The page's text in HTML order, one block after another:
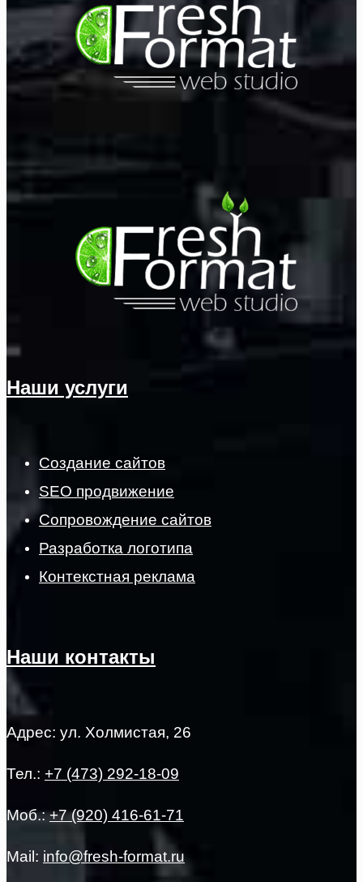
Наши услуги
Создание сайтов
SEO продвижение
Сопровождение сайтов
Разработка логотипа
Контекстная реклама
Наши контакты
Адрес: ул. Холмистая, 26
Тел.: +7 (473) 292-18-09
Моб.:+7 (920) 416-61-71
Mail: info@fresh-format.ru